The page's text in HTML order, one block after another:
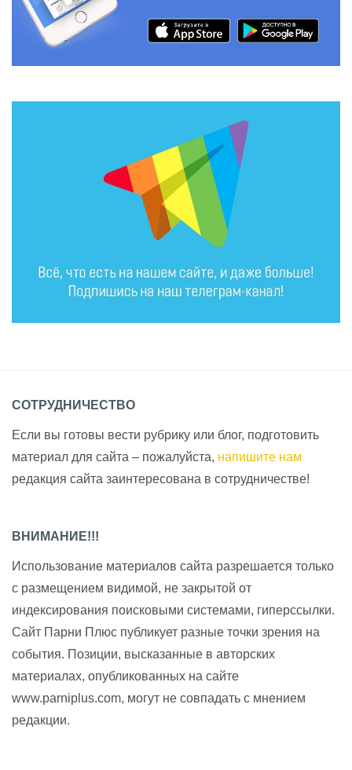
СОТРУДНИЧЕСТВО
Если вы готовы вести рубрику или блог, подготовить
материал для сайта – пожалуйста, напишите нам
редакция сайта заинтересована в сотрудничестве!
ВНИМАНИЕ!!!
Использование материалов сайта разрешается только
с размещением видимой, не закрытой от
индексирования поисковыми системами, гиперссылки.
Сайт Парни Плюс публикует разные точки зрения на
события. Позиции, высказанные в авторских
материалах, опубликованных на сайте
www.parniplus.com, могут не совпадать с мнением
редакции.